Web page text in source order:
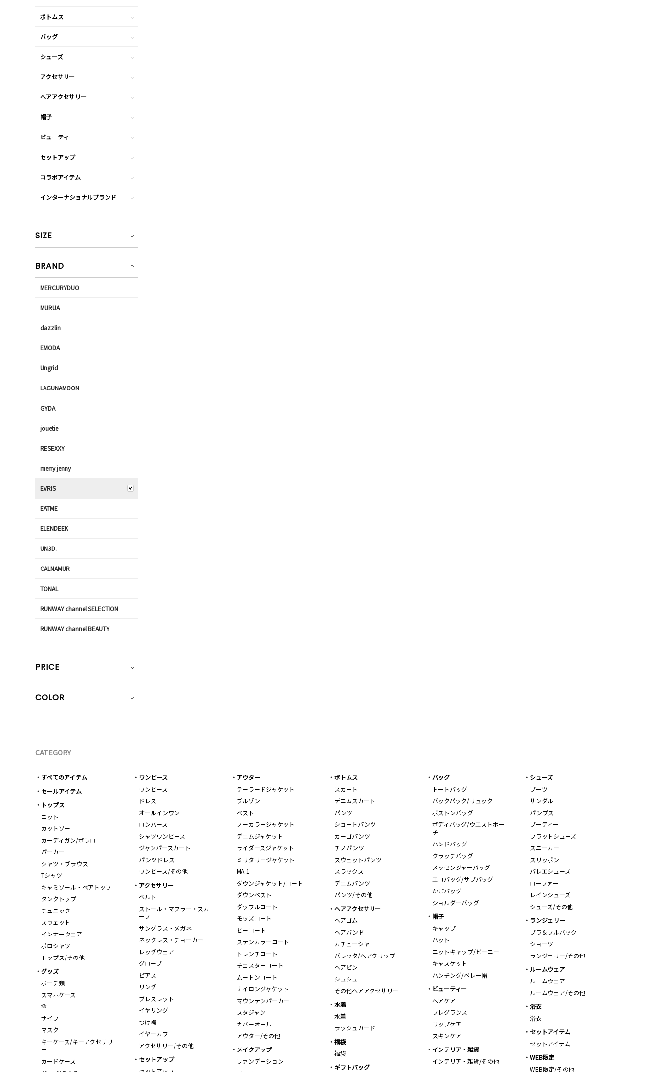
ボトムス
バッグ
シューズ
アクセサリー
ヘアアクセサリー
帽子
ビューティー
セットアップ
コラボアイテム
インターナショナルブランド
SIZE
BRAND
MERCURYDUO
MURUA
dazzlin
EMODA
Ungrid
LAGUNAMOON
GYDA
jouetie
RESEXXY
merry jenny
EVRIS
EATME
ELENDEEK
UN3D.
CALNAMUR
TONAL
RUNWAY channel SELECTION
RUNWAY channel BEAUTY
PRICE
COLOR
CATEGORY
すべてのアイテム
セールアイテム
トップス
ニット
カットソー
カーディガン/ボレロ
パーカー
シャツ・ブラウス
Tシャツ
キャミソール・ベアトップ
タンクトップ
チュニック
スウェット
インナーウェア
ポロシャツ
トップス/その他
ワンピース
ワンピース
ドレス
オールインワン
ロンパース
シャツワンピース
ジャンパースカート
パンツドレス
ワンピース/その他
アウター
テーラードジャケット
ブルゾン
ベスト
ノーカラージャケット
デニムジャケット
ライダースジャケット
ミリタリージャケット
MA-1
ダウンジャケット/コート
ダウンベスト
ダッフルコート
モッズコート
ピーコート
ステンカラーコート
トレンチコート
チェスターコート
ムートンコート
ナイロンジャケット
マウンテンパーカー
スタジャン
カバーオール
アウター/その他
ボトムス
スカート
デニムスカート
パンツ
ショートパンツ
カーゴパンツ
チノパンツ
スウェットパンツ
スラックス
デニムパンツ
パンツ/その他
バッグ
トートバッグ
バックパック/リュック
ボストンバッグ
ボディバッグ/ウエストポー
チ
ハンドバッグ
クラッチバッグ
メッセンジャーバッグ
エコバッグ/サブバッグ
かごバッグ
ショルダーバッグ
シューズ
ブーツ
サンダル
パンプス
ブーティー
フラットシューズ
スニーカー
スリッポン
バレエシューズ
ローファー
レインシューズ
シューズ/その他
アクセサリー
ベルト
ストール・マフラー・スカ
ーフ
サングラス・メガネ
ネックレス・チョーカー
レッグウェア
グローブ
ピアス
リング
ブレスレット
イヤリング
つけ襟
イヤーカフ
アクセサリー/その他
ヘアアクセサリー
ヘアゴム
ヘアバンド
カチューシャ
バレッタ/ヘアクリップ
ヘアピン
シュシュ
その他ヘアアクセサリー
帽子
キャップ
ハット
ニットキャップ/ビーニー
キャスケット
ハンチング/ベレー帽
ランジェリー
ブラ＆フルバック
ショーツ
ランジェリー/その他
ルームウェア
ルームウェア
ルームウェア/その他
グッズ
ポーチ類
スマホケース
傘
サイフ
マスク
キーケース/キーアクセサリ
ー
カードケース
ビューティー
ヘアケア
フレグランス
リップケア
スキンケア
水着
水着
ラッシュガード
浴衣
浴衣
セットアイテム
セットアイテム
福袋
福袋
メイクアップ
ファンデーション
インテリア・雑貨
インテリア・雑貨/その他
WEB限定
WEB限定/その他
セットアップ
ギフトバッグ